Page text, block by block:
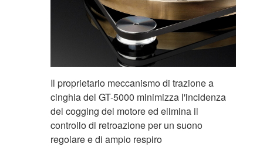
Il proprietario meccanismo di trazione a
cinghia del GT-5000 minimizza l'incidenza
del cogging del motore ed elimina il
controllo di retroazione per un suono
regolare e di ampio respiro